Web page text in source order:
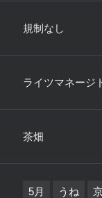
規制なし
ライツマネージ
茶畑
5月 うね